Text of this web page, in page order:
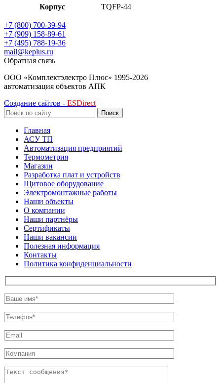
Корпус TQFP-44
+7 (800) 700-39-94
+7 (909) 158-89-61
+7 (495) 788-19-36
mail@keplus.ru
Обратная связь
ООО «Комплектэлектро Плюс» 1995-2026
автоматизация объектов АПК
Создание сайтов - ESDirect
Поиск
Главная
АСУ ТП
Автоматизация предприятий
Термометрия
Магазин
Разработка плат и устройств
Щитовое оборудование
Электромонтажные работы
Наши объекты
О компании
Наши партнёры
Сертификаты
Наши вакансии
Полезная информация
Контакты
Политика конфиденциальности